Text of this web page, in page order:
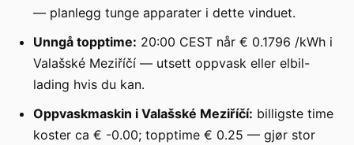
— planlegg tunge apparater i dette vinduet.
Unngå topptime: 20:00 CEST når € 0.1796 /kWh i
Valašské Meziříčí — utsett oppvask eller elbil-
lading hvis du kan.
Oppvaskmaskin i Valašské Meziříčí: billigste time
koster ca € -0.00; topptime € 0.25 — gjør stor